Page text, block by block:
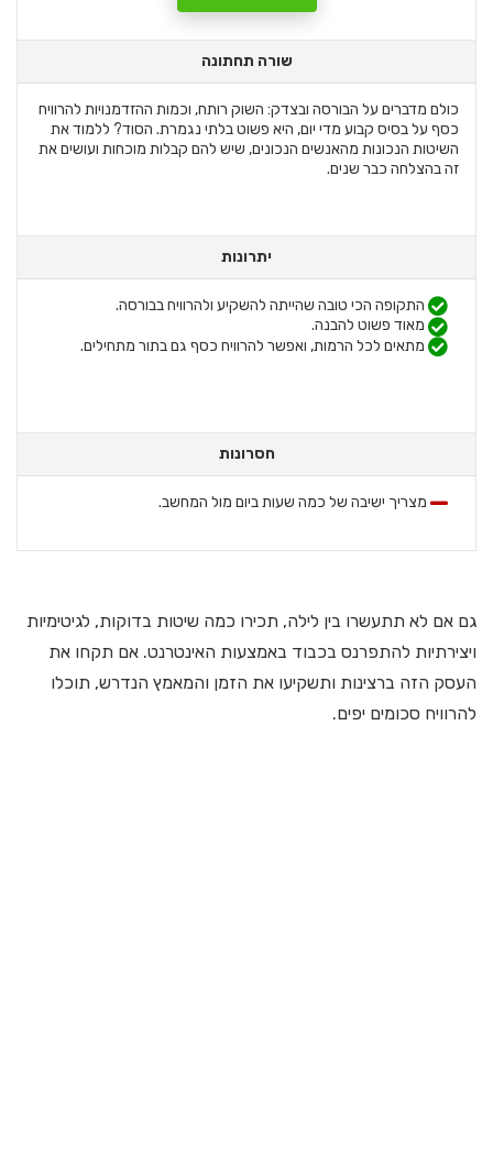
שורה תחתונה
כולם מדברים על הבורסה ובצדק: השוק רותח, וכמות ההזדמנויות להרוויח
כסף על בסיס קבוע מדי יום, היא פשוט בלתי נגמרת. הסוד? ללמוד את
השיטות הנכונות מהאנשים הנכונים, שיש להם קבלות מוכחות ועושים את
זה בהצלחה כבר שנים.
יתרונות
התקופה הכי טובה שהייתה להשקיע ולהרוויח בבורסה.
מאוד פשוט להבנה.
מתאים לכל הרמות, ואפשר להרוויח כסף גם בתור מתחילים.
חסרונות
מצריך ישיבה של כמה שעות ביום מול המחשב.
גם אם לא תתעשרו בין לילה, תכירו כמה שיטות בדוקות, לגיטימיות
ויצירתיות להתפרנס בכבוד באמצעות האינטרנט. אם תקחו את
העסק הזה ברצינות ותשקיעו את הזמן והמאמץ הנדרש, תוכלו
להרוויח סכומים יפים.